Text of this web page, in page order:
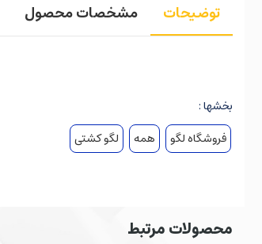
توضیحات مشخصات محصول
بخشها :
فروشگاه لگو
همه لگو کشتی
محصولات مرتبط